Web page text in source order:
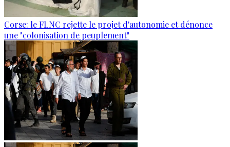
Corse: le FLNC rejette le projet d'autonomie et dénonce
une "colonisation de peuplement"